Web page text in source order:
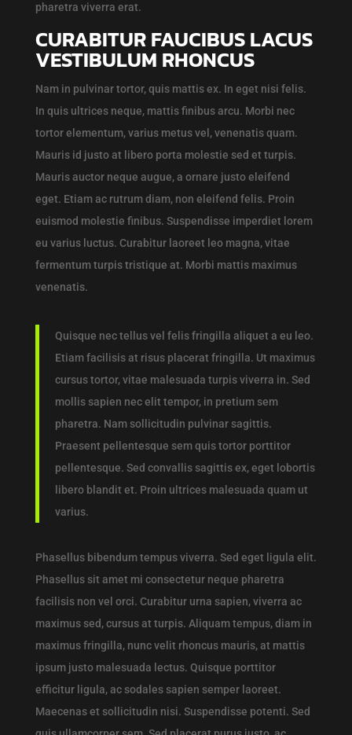
pharetra viverra erat.
CURABITUR FAUCIBUS LACUS
VESTIBULUM RHONCUS
Nam in pulvinar tortor, quis mattis ex. In eget nisi felis.
In quis ultrices neque, mattis finibus arcu. Morbi nec
tortor elementum, varius metus vel, venenatis quam.
Mauris id justo at libero porta molestie sed et turpis.
Mauris auctor neque augue, a ornare justo eleifend
eget. Etiam ac rutrum diam, non eleifend felis. Proin
euismod molestie finibus. Suspendisse imperdiet lorem
eu varius luctus. Curabitur laoreet leo magna, vitae
fermentum turpis tristique at. Morbi mattis maximus
venenatis.
Quisque nec tellus vel felis fringilla aliquet a eu leo.
Etiam facilisis at risus placerat fringilla. Ut maximus
cursus tortor, vitae malesuada turpis viverra in. Sed
mollis sapien nec elit tempor, in pretium sem
pharetra. Nam sollicitudin pulvinar sagittis.
Praesent pellentesque sem quis tortor porttitor
pellentesque. Sed convallis sagittis ex, eget lobortis
libero blandit et. Proin ultrices malesuada quam ut
varius.
Phasellus bibendum tempus viverra. Sed eget ligula elit.
Phasellus sit amet mi consectetur neque pharetra
facilisis non vel orci. Curabitur urna sapien, viverra ac
maximus sed, cursus at turpis. Aliquam tempus, diam in
maximus fringilla, nunc velit rhoncus mauris, at mattis
ipsum justo malesuada lectus. Quisque porttitor
efficitur ligula, ac sodales sapien semper laoreet.
Maecenas et sollicitudin nisi. Suspendisse potenti. Sed